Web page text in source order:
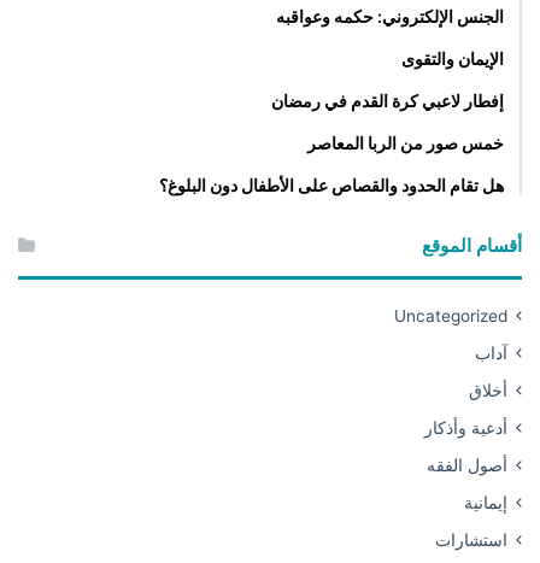
الجنس الإلكتروني: حكمه وعواقبه
الإيمان والتقوى
إفطار لاعبي كرة القدم في رمضان
خمس صور من الربا المعاصر
هل تقام الحدود والقصاص على الأطفال دون البلوغ؟
أقسام الموقع
Uncategorized
آداب
أخلاق
أدعية وأذكار
أصول الفقه
إيمانية
استشارات